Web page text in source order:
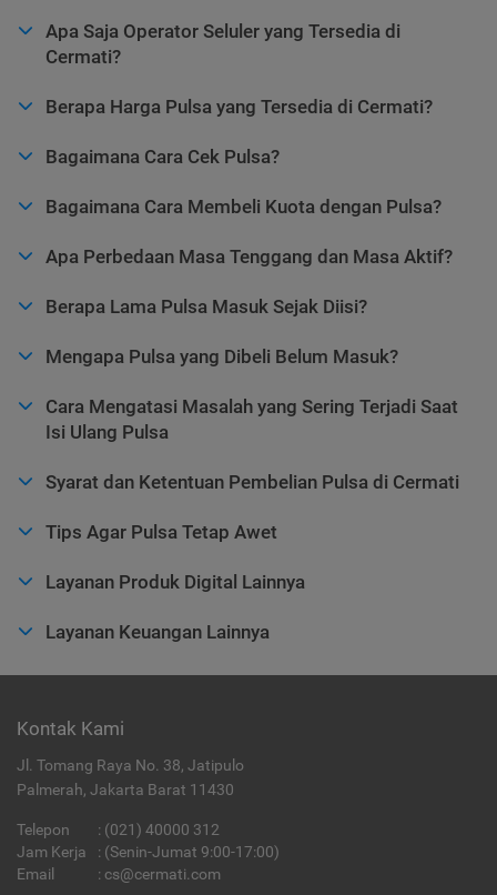
Apa Saja Operator Seluler yang Tersedia di
Cermati?
Berapa Harga Pulsa yang Tersedia di Cermati?
Bagaimana Cara Cek Pulsa?
Bagaimana Cara Membeli Kuota dengan Pulsa?
Apa Perbedaan Masa Tenggang dan Masa Aktif?
Berapa Lama Pulsa Masuk Sejak Diisi?
Mengapa Pulsa yang Dibeli Belum Masuk?
Cara Mengatasi Masalah yang Sering Terjadi Saat
Isi Ulang Pulsa
Syarat dan Ketentuan Pembelian Pulsa di Cermati
Tips Agar Pulsa Tetap Awet
Layanan Produk Digital Lainnya
Layanan Keuangan Lainnya
Kontak Kami
Jl. Tomang Raya No. 38, Jatipulo
Palmerah, Jakarta Barat 11430
Telepon : (021) 40000 312
Jam Kerja
: (Senin-Jumat 9:00-17:00)
Email
: cs@cermati.com